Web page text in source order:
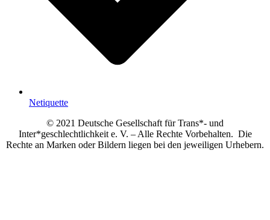
Netiquette
© 2021 Deutsche Gesellschaft für Trans*- und
Inter*geschlechtlichkeit e. V. – Alle Rechte Vorbehalten. Die
Rechte an Marken oder Bildern liegen bei den jeweiligen Urhebern.